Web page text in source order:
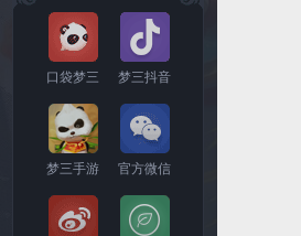
口袋梦三 梦三抖音
梦三手游 官方微信